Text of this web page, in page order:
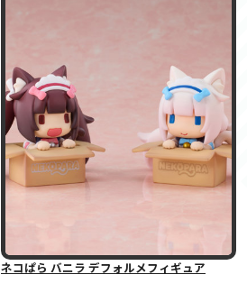
ネコぱら バニラ デフォルメフィギュア